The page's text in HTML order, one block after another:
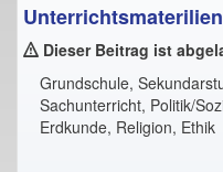
Unterrichtsmaterilien
Dieser Beitrag ist
Grundschule,
Sachunterricht, Politik/
Erdkunde, Religion, Ethik